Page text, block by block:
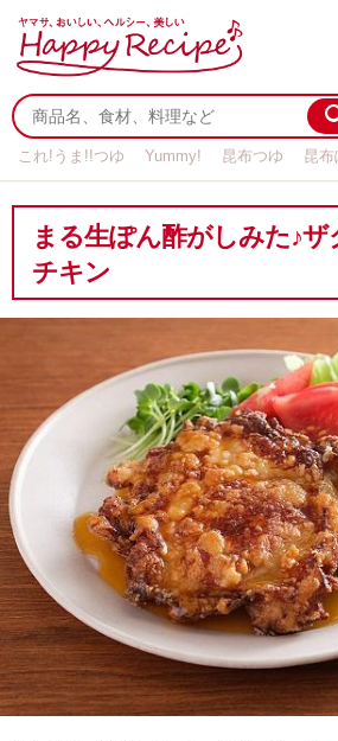
これ!うま!!つゆ Yummy! 昆布つゆ 昆
まる生ぽん酢がしみた♪
チキン